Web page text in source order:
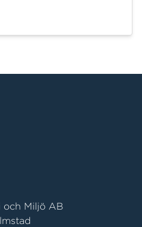
finns vi här för dig.
och Miljö AB